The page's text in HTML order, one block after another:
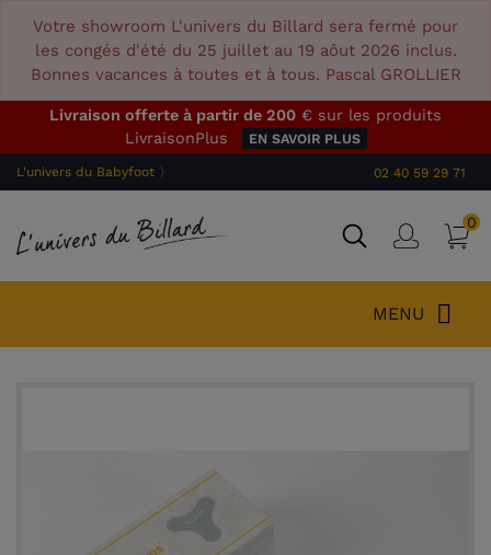
Votre showroom L'univers du Billard sera fermé pour
les congés d'été du 25 juillet au 19 aôut 2026 inclus.
Bonnes vacances à toutes et à tous. Pascal GROLLIER
Livraison offerte à partir de 200 € sur les produits
LivraisonPlus
EN SAVOIR PLUS
L'univers du Babyfoot 〉 02 40 59 29 71
0
MENU